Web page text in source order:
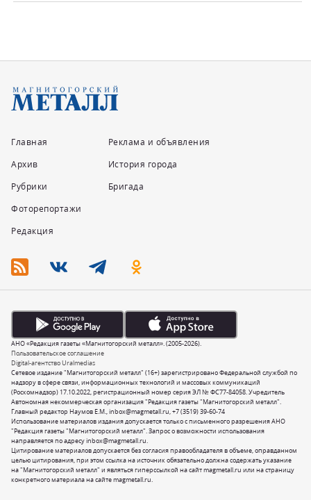
Главная
Архив
Рубрики
Фоторепортажи
Редакция
Реклама и объявления
История города
Бригада
Сетевое издание "Магнитогорский металл" (16+) зарегистрировано Федеральной службой по
надзору в сфере связи, информационных технологий и массовых коммуникаций
(Роскомнадзор) 17.10.2022, регистрационный номер серия ЭЛ № ФС77-84058. Учредитель
Автономная некоммерческая организация "Редакция газеты "Магнитогорский металл".
Главный редактор Наумов Е.М.,inbox@magmetall.ru,+7 (3519) 39-60-74
Использование материалов издания допускается только с письменного разрешения АНО
"Редакция газеты "Магнитогорский металл". Запрос о возможности использования
направляется по адресуinbox@magmetall.ru.
Цитирование материалов допускается без согласия правообладателя в объеме, оправданном
целью цитирования, при этом ссылка на источник обязательно должна содержать указание
на "Магнитогорский металл" и являться гиперссылкой на сайт magmetall.ru или на страницу
конкретного материала на сайте magmetall.ru.
Пользовательское соглашение
Digital-агентство Uralmedias
АНО «Редакция газеты «Магнитогорский металл». (2005-2026).